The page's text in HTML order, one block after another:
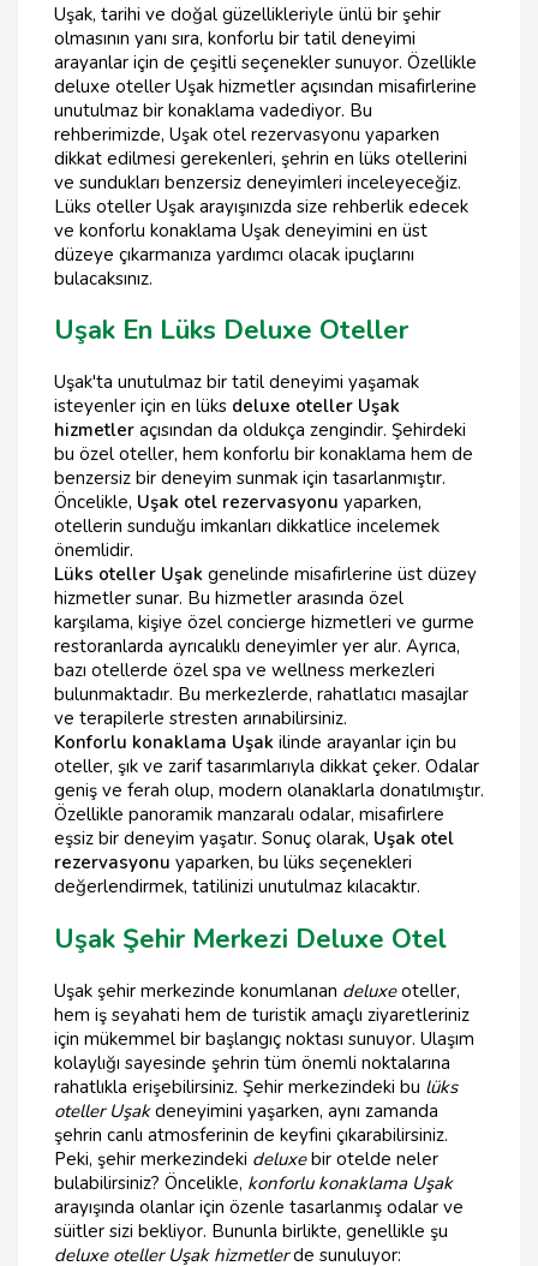
Uşak, tarihi ve doğal güzellikleriyle ünlü bir şehir
olmasının yanı sıra, konforlu bir tatil deneyimi
arayanlar için de çeşitli seçenekler sunuyor. Özellikle
deluxe oteller Uşak hizmetler açısından misafirlerine
unutulmaz bir konaklama vadediyor. Bu
rehberimizde, Uşak otel rezervasyonu yaparken
dikkat edilmesi gerekenleri, şehrin en lüks otellerini
ve sundukları benzersiz deneyimleri inceleyeceğiz.
Lüks oteller Uşak arayışınızda size rehberlik edecek
ve konforlu konaklama Uşak deneyimini en üst
düzeye çıkarmanıza yardımcı olacak ipuçlarını
bulacaksınız.
Uşak En Lüks Deluxe Oteller
Uşak'ta unutulmaz bir tatil deneyimi yaşamak
isteyenler için en lüks deluxe oteller Uşak
hizmetler açısından da oldukça zengindir. Şehirdeki
bu özel oteller, hem konforlu bir konaklama hem de
benzersiz bir deneyim sunmak için tasarlanmıştır.
Öncelikle, Uşak otel rezervasyonu yaparken,
otellerin sunduğu imkanları dikkatlice incelemek
önemlidir.
Lüks oteller Uşak genelinde misafirlerine üst düzey
hizmetler sunar. Bu hizmetler arasında özel
karşılama, kişiye özel concierge hizmetleri ve gurme
restoranlarda ayrıcalıklı deneyimler yer alır. Ayrıca,
bazı otellerde özel spa ve wellness merkezleri
bulunmaktadır. Bu merkezlerde, rahatlatıcı masajlar
ve terapilerle stresten arınabilirsiniz.
Konforlu konaklama Uşak ilinde arayanlar için bu
oteller, şık ve zarif tasarımlarıyla dikkat çeker. Odalar
geniş ve ferah olup, modern olanaklarla donatılmıştır.
Özellikle panoramik manzaralı odalar, misafirlere
eşsiz bir deneyim yaşatır. Sonuç olarak, Uşak otel
rezervasyonu yaparken, bu lüks seçenekleri
değerlendirmek, tatilinizi unutulmaz kılacaktır.
Uşak Şehir Merkezi Deluxe Otel
Uşak şehir merkezinde konumlanan deluxeoteller,
hem iş seyahati hem de turistik amaçlı ziyaretleriniz
için mükemmel bir başlangıç noktası sunuyor. Ulaşım
kolaylığı sayesinde şehrin tüm önemli noktalarına
rahatlıkla erişebilirsiniz. Şehir merkezindeki bu lüks
oteller Uşakdeneyimini yaşarken, aynı zamanda
şehrin canlı atmosferinin de keyfini çıkarabilirsiniz.
Peki, şehir merkezindeki deluxebir otelde neler
bulabilirsiniz? Öncelikle, konforlu konaklama Uşak
arayışında olanlar için özenle tasarlanmış odalar ve
süitler sizi bekliyor. Bununla birlikte, genellikle şu
deluxe oteller Uşak hizmetlerde sunuluyor: